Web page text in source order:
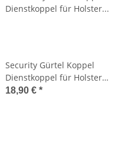
Security Gürtel Koppel
Dienstkoppel für Holster
Wachschutz Wachdienst
18,90 € *